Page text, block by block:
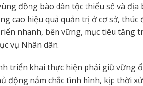
đồng bào dân tộc thiểu số và địa
cao hiệu quả quản trị ở cơ sở,
nhanh, bền vững, mục tiêu tăng
vụ Nhân dân.
triển khai thực hiện phải giữ vững
động nắm chắc tình hình, kịp thời